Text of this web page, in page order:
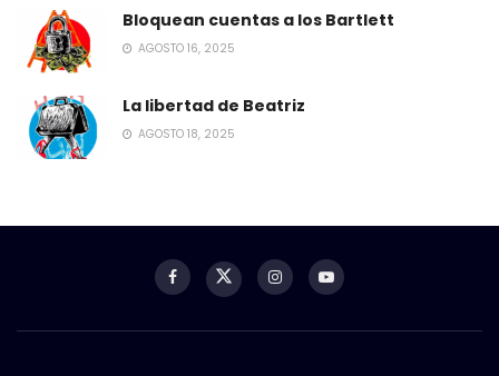
Bloquean cuentas a los Bartlett
AGOSTO 16, 2025
La libertad de Beatriz
AGOSTO 18, 2025